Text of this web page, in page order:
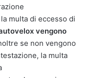
multa di eccesso di
vengono
se non vengono
la multa